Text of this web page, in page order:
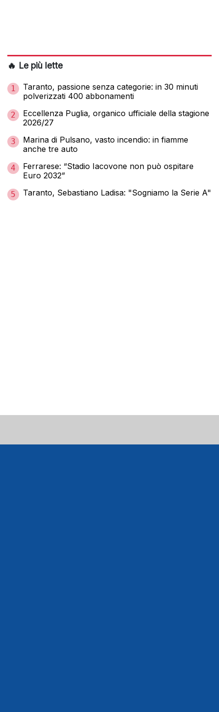
🔥 Le più lette
1
Taranto, passione senza categorie: in 30 minuti
polverizzati 400 abbonamenti
2
Eccellenza Puglia, organico ufficiale della stagione
2026/27
3
Marina di Pulsano, vasto incendio: in fiamme
anche tre auto
4
Ferrarese: “Stadio Iacovone non può ospitare
Euro 2032”
5 Taranto, Sebastiano Ladisa: "Sogniamo la Serie A"